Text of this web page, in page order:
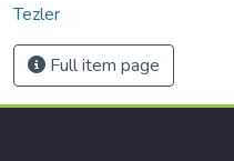
Tezler
Full item page